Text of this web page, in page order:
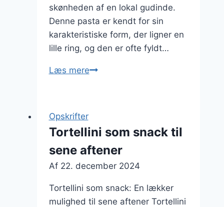
skønheden af en lokal gudinde.
Denne pasta er kendt for sin
karakteristiske form, der ligner en
lille ring, og den er ofte fyldt…
Læs mereTortellini
kødelskende
Opskrifter
Tortellini som snack til
sene aftener
Af 22. december 2024
Tortellini som snack: En lækker
mulighed til sene aftener Tortellini